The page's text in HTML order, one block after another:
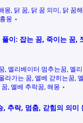
몽 닭 꿈 닭 꿈 의미 닭 꿈해
흉몽
이: 잡는 꿈, 죽이는 꿈,
엘리베이터 멈추는꿈 엘리
라가는 꿈 엘베 갇히는꿈 엘
엘베 추락꿈 해몽
, 추락, 멈춤, 갇힘의 의미